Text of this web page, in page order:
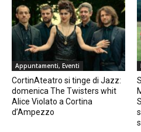
Appuntamenti, Eventi
CortinAteatro si tinge di Jazz:
domenica The Twisters whit
Alice Violato a Cortina
d’Ampezzo